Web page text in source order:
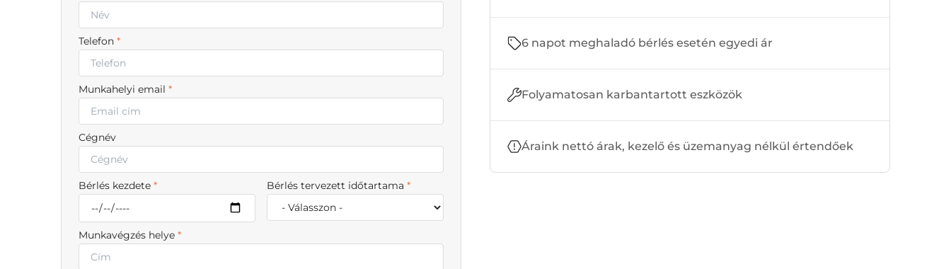
Telefon *
Munkahelyi email *
Cégnév
Bérlés kezdete * Bérlés tervezett időtartama *
Munkavégzés helye *
6 napot meghaladó bérlés esetén egyedi ár
Folyamatosan karbantartott eszközök
Áraink nettó árak, kezelő és üzemanyag nélkül értendőek